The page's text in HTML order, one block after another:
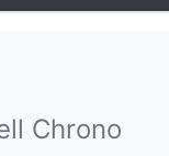
Chrono